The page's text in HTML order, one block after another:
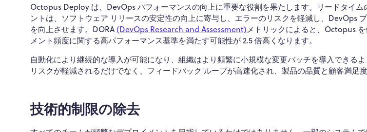
Octopus Deploy は、DevOps パフォーマンスの向上に重要な役割を果たします。リードタイム
ントは、ソフトウェア リリースの安定性の向上に寄与し、エラーのリスクを軽減し、DevOps
を向上させます。DORA(DevOps Research and Assessment)メトリックによると、Octopus
メント頻度に関する高パフォーマンス基準を満たす可能性が 2.5 倍高くなります。
自動化により継続的な導入が可能になり、組織はより頻繁に小規模な変更バッチを導入できる
リスクが軽減されるだけでなく、フィードバック ループが高速化され、製品の品質と顧客満足
技術的制限の除去